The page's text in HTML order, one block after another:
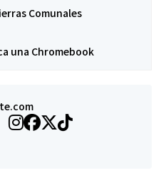
Comunales
una Chromebook